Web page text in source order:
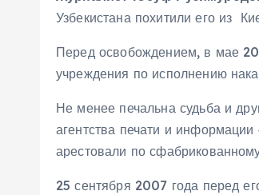
Узбекистана похитили его из
Перед освобождением, в мае
учреждения по исполнению
Не менее печальна судьба и
агентства печати и
арестовали по
25 сентября 2007 года перед